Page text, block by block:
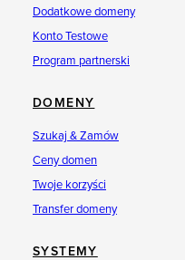
Dodatkowe domeny
Konto Testowe
Program partnerski
DOMENY
Szukaj & Zamów
Ceny domen
Twoje korzyści
Transfer domeny
SYSTEMY